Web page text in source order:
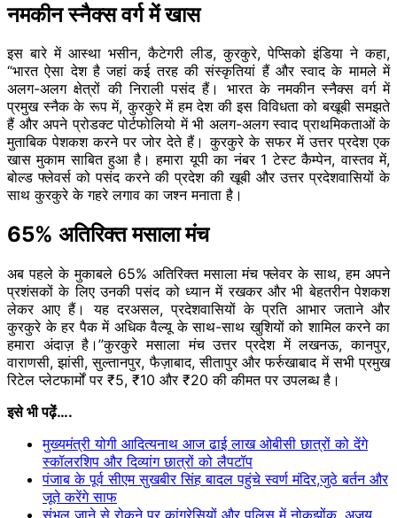
नमकीन स्नैक्स वर्ग में खास
इस बारे में आस्था भसीन, कैटेगरी लीड, कुरकुरे, पेप्सिको इंडिया ने कहा,
“भारत ऐसा देश है जहां कई तरह की संस्कृतियां हैं और स्वाद के मामले में
अलग-अलग क्षेत्रों की निराली पसंद हैं। भारत के नमकीन स्नैक्स वर्ग में
प्रमुख स्नैक के रूप में, कुरकुरे में हम देश की इस विविधता को बखूबी समझते
हैं और अपने प्रोडक्ट पोर्टफोलियो में भी अलग-अलग स्वाद प्राथमिकताओं के
मुताबिक पेशकश करने पर जोर देते हैं। कुरकुरे के सफर में उत्तर प्रदेश एक
खास मुकाम साबित हुआ है। हमारा यूपी का नंबर 1 टेस्ट कैम्पेन, वास्तव में,
बोल्ड फ्लेवर्स को पसंद करने की प्रदेश की खूबी और उत्तर प्रदेशवासियों के
साथ कुरकुरे के गहरे लगाव का जश्न मनाता है।
65% अतिरिक्त मसाला मंच
अब पहले के मुकाबले 65% अतिरिक्त मसाला मंच फ्लेवर के साथ, हम अपने
प्रशंसकों के लिए उनकी पसंद को ध्यान में रखकर और भी बेहतरीन पेशकश
लेकर आए हैं। यह दरअसल, प्रदेशवासियों के प्रति आभार जताने और
कुरकुरे के हर पैक में अधिक वैल्यू के साथ-साथ खुशियों को शामिल करने का
हमारा अंदाज़ है।”कुरकुरे मसाला मंच उत्तर प्रदेश में लखनऊ, कानपुर,
वाराणसी, झांसी, सुल्तानपुर, फैज़ाबाद, सीतापुर और फर्रुखाबाद में सभी प्रमुख
रिटेल प्लेटफार्मों पर ₹5, ₹10 और ₹20 की कीमत पर उपलब्ध है।
इसे भी पढ़ेंं….
मुख्यमंत्री योगी आदित्यनाथ आज ढाई लाख ओबीसी छात्रों को देंगे
स्कॉलरशिप और दिव्यांग छात्रों को लैपटॉप
पंजाब के पूर्व सीएम सुखबीर सिंह बादल पहुंचे स्वर्ण मंदिर,जुठे बर्तन और
जूते करेंगे साफ